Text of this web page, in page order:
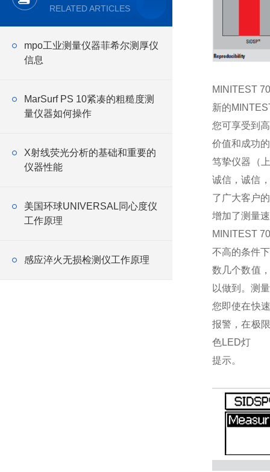
RELATED ARTICLES
mpo工业测量仪器菲希尔测厚仪
信息
MarSurf PS 10紧凑的粗糙度测
量仪器如何操作
X射线荧光分析的基础和重要的
仪器性能
美国环球UNIVERSAL同心度仪
工作原理
感应淬火无损检测仪工作原理
MINITEST
新的
您可享受到
价值和成功
笃挚仪器（
诚信，诚信
了广大客户
增加了测量
MINITEST
不高的条件
数几个数值
以做到。测
您即使在快
报警，在极
色LED灯
提示。